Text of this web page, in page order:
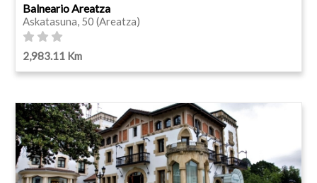
Balneario Areatza
Askatasuna, 50 (Areatza)
2,983.11 Km